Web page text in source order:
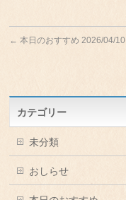
← 本日のおすすめ 2026/04/10
カテゴリー
未分類
おしらせ